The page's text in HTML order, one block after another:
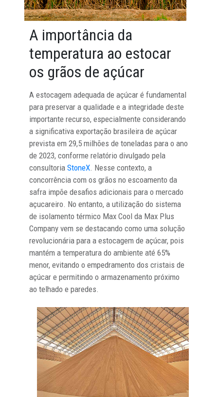
A importância da
temperatura ao estocar
os grãos de açúcar
A estocagem adequada de açúcar é fundamental
para preservar a qualidade e a integridade deste
importante recurso, especialmente considerando
a significativa exportação brasileira de açúcar
prevista em 29,5 milhões de toneladas para o ano
de 2023, conforme relatório divulgado pela
consultoria StoneX. Nesse contexto, a
concorrência com os grãos no escoamento da
safra impõe desafios adicionais para o mercado
açucareiro. No entanto, a utilização do sistema
de isolamento térmico Max Cool da Max Plus
Company vem se destacando como uma solução
revolucionária para a estocagem de açúcar, pois
mantém a temperatura do ambiente até 65%
menor, evitando o empedramento dos cristais de
açúcar e permitindo o armazenamento próximo
ao telhado e paredes.